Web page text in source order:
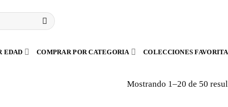
EDAD COMPRAR POR CATEGORIA COLECCIONES
Mostrando 1–20 de 50